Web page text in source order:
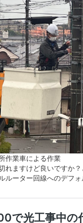
作業車による作業
れますけど良いですか
ルーター回線へのデフ